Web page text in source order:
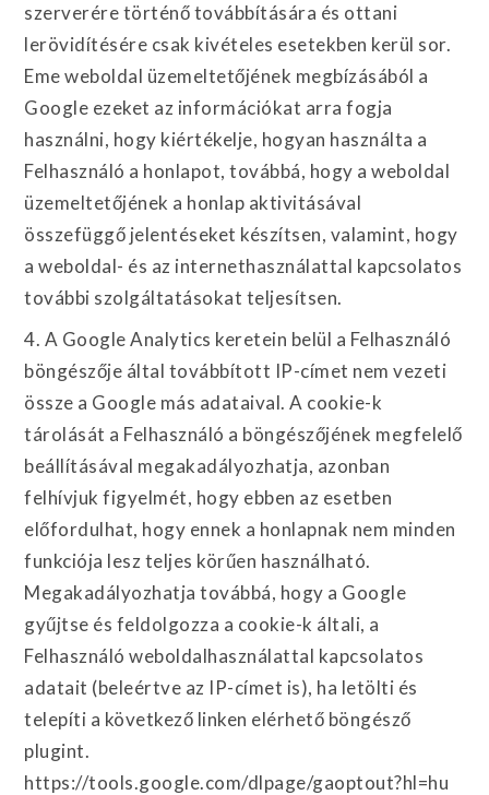
szerverére történő továbbítására és ottani
lerövidítésére csak kivételes esetekben kerül sor.
Eme weboldal üzemeltetőjének megbízásából a
Google ezeket az információkat arra fogja
használni, hogy kiértékelje, hogyan használta a
Felhasználó a honlapot, továbbá, hogy a weboldal
üzemeltetőjének a honlap aktivitásával
összefüggő jelentéseket készítsen, valamint, hogy
a weboldal- és az internethasználattal kapcsolatos
további szolgáltatásokat teljesítsen.
4. A Google Analytics keretein belül a Felhasználó
böngészője által továbbított IP-címet nem vezeti
össze a Google más adataival. A cookie-k
tárolását a Felhasználó a böngészőjének megfelelő
beállításával megakadályozhatja, azonban
felhívjuk figyelmét, hogy ebben az esetben
előfordulhat, hogy ennek a honlapnak nem minden
funkciója lesz teljes körűen használható.
Megakadályozhatja továbbá, hogy a Google
gyűjtse és feldolgozza a cookie-k általi, a
Felhasználó weboldalhasználattal kapcsolatos
adatait (beleértve az IP-címet is), ha letölti és
telepíti a következő linken elérhető böngésző
plugint.
https://tools.google.com/dlpage/gaoptout?hl=hu